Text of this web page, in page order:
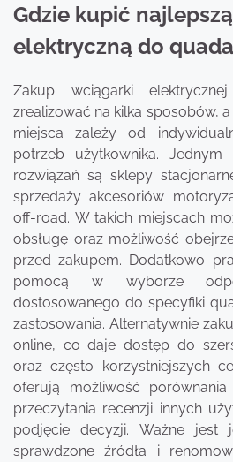
Gdzie kupić
elektryczną do quada
Zakup wciągarki
zrealizować na kilka sposobów,
miejsca zależy od
potrzeb użytkownika. Jednym
rozwiązań są sklepy
sprzedaży akcesoriów
off-road. W takich miejscach
obsługę oraz możliwość
przed zakupem. Dodatkowo
pomocą w wyborze
dostosowanego do specyfiki
zastosowania. Alternatywnie
online, co daje dostęp do
oraz często korzystniejszych
oferują możliwość
przeczytania recenzji innych
podjęcie decyzji. Ważne jest
sprawdzone źródła i